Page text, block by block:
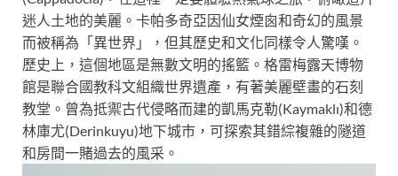
迷人土地的美麗。卡帕多奇亞因仙女煙囪和奇幻的風景
而被稱為「異世界」，但其歷史和文化同樣令人驚嘆。
歷史上，這個地區是無數文明的搖籃。格雷梅露天博物
館是聯合國教科文組織世界遺產，有著美麗壁畫的石刻
教堂。曾為抵禦古代侵略而建的凱馬克勒(Kaymaklı)和德
林庫尤(Derinkuyu)地下城市，可探索其錯綜複雜的隧道
和房間一賭過去的風采。